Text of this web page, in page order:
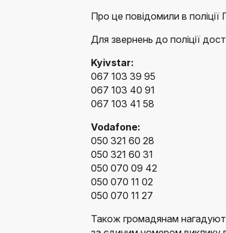
Про це повідомили в
Для звернень до поліції
Kyivstar:
067 103 39 95
067 103 40 91
067 103 41 58
Vodafone:
050 321 60 28
050 321 60 31
050 070 09 42
050 070 11 02
050 070 11 27
Також громадянам